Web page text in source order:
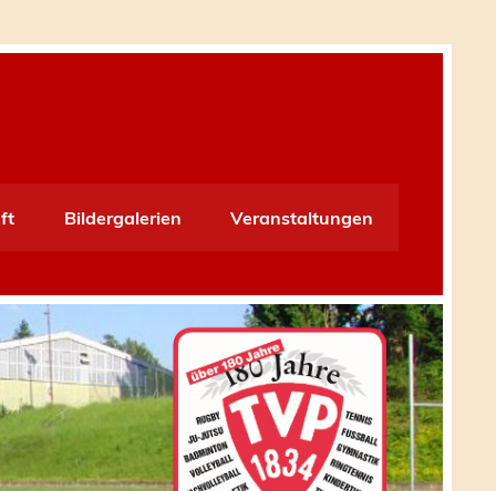
Bildergalerien Veranstaltungen